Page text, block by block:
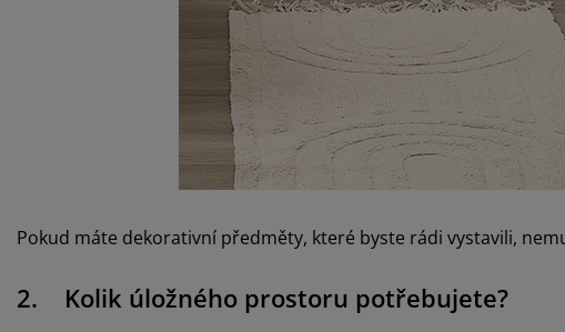
Pokud máte dekorativní předměty, které byste rádi vystavili,
2. Kolik úložného prostoru potřebujete?